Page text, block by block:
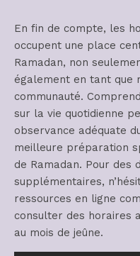
En fin de compte, les
occupent une place
Ramadan, non
également en tant que
communauté.
sur la vie quotidienne
observance adéquate
meilleure préparation
de Ramadan. Pour des
supplémentaires,
ressources en ligne
consulter des horaires
au mois de jeûne.